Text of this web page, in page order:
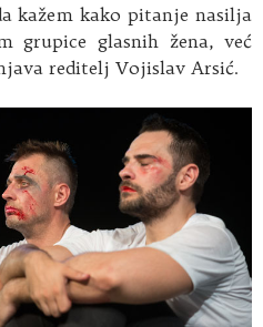
kažem kako pitanje nasilja
grupice glasnih žena, već
reditelj Vojislav Arsić.